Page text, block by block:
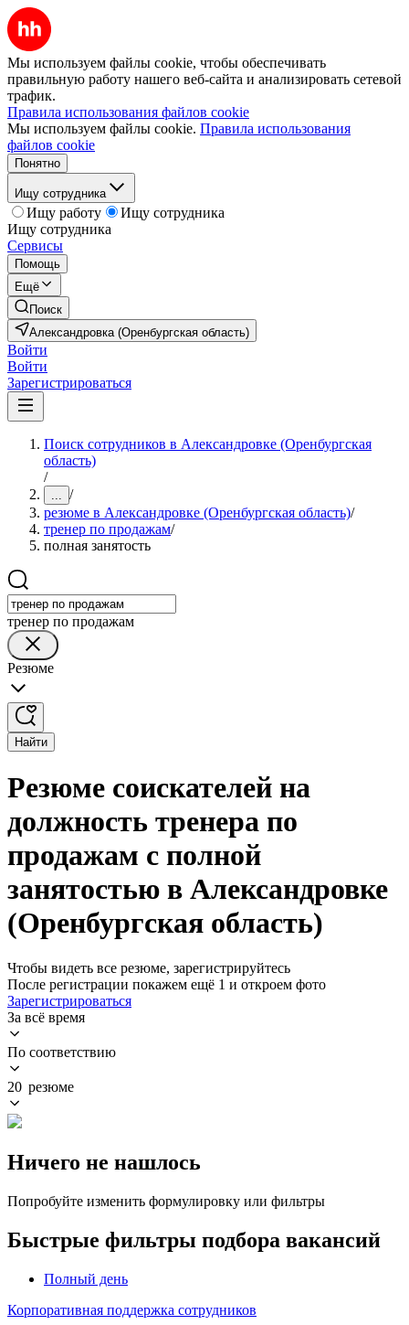
Мы используем файлы cookie, чтобы обеспечивать
правильную работу нашего веб-сайта и анализировать сетевой
трафик.
Правила использования файлов cookie
Мы используем файлы cookie. Правила использования
файлов cookie
Понятно
Ищу сотрудника
Ищу работу
Ищу сотрудника
Ищу сотрудника
Сервисы
Помощь
Ещё
Поиск
Александровка (Оренбургская область)
Войти
Войти
Зарегистрироваться
Поиск сотрудников в Александровке (Оренбургская
область)
/
... /
резюме в Александровке (Оренбургская область)/
тренер по продажам/
полная занятость
тренер по продажам
Резюме
Найти
Резюме соискателей на
должность тренера по
продажам с полной
занятостью в Александровке
(Оренбургская область)
Чтобы видеть все резюме, зарегистрируйтесь
После регистрации покажем ещё 1 и откроем фото
Зарегистрироваться
За всё время
По соответствию
20 резюме
Ничего не нашлось
Попробуйте изменить формулировку или фильтры
Быстрые фильтры подбора вакансий
Полный день
Корпоративная поддержка сотрудников